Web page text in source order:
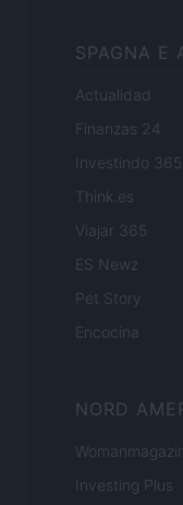
SPAGNA E
Actualidad
Finanzas 24
Investindo 365
Think.es
Viajar 365
ES Newz
Pet Story
Encocina
NORD
Investing Plus